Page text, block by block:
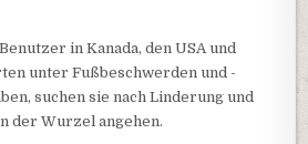
in Kanada, den USA und
unter Fußbeschwerden und -
suchen sie nach Linderung und
der Wurzel angehen.